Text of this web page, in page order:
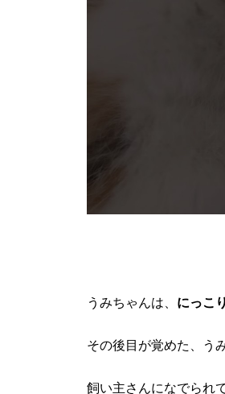
うみちゃんは、 にっこ
その後目が覚めた、う
飼い主さんになでられ